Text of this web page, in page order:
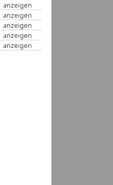
anzeigen
anzeigen
anzeigen
anzeigen
anzeigen